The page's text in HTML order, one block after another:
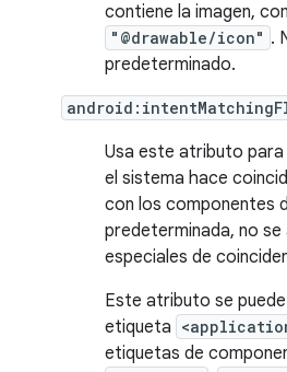
contiene la imagen,
"@drawable/icon" .
predeterminado.
Usa este atributo
el sistema hace
con los componentes
predeterminada, no se
especiales de
Este atributo se
etiqueta
etiquetas de